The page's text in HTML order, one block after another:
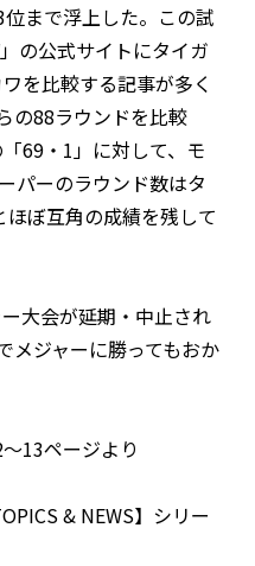
まで浮上した。この試
の公式サイトにタイガ
を比較する記事が多く
の88ラウンドを比較
69・1」に対して、モ
パーのラウンド数はタ
ぼ互角の成績を残して
大会が延期・中止され
メジャーに勝ってもおか
13ページより
& NEWS】シリー